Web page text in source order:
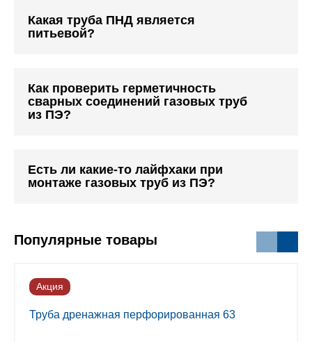
Какая труба ПНД является
питьевой?
Как проверить герметичность
сварных соединений газовых труб
из ПЭ?
Есть ли какие-то лайфхаки при
монтаже газовых труб из ПЭ?
Популярные товары
Акция
Труба дренажная перфорированная 63